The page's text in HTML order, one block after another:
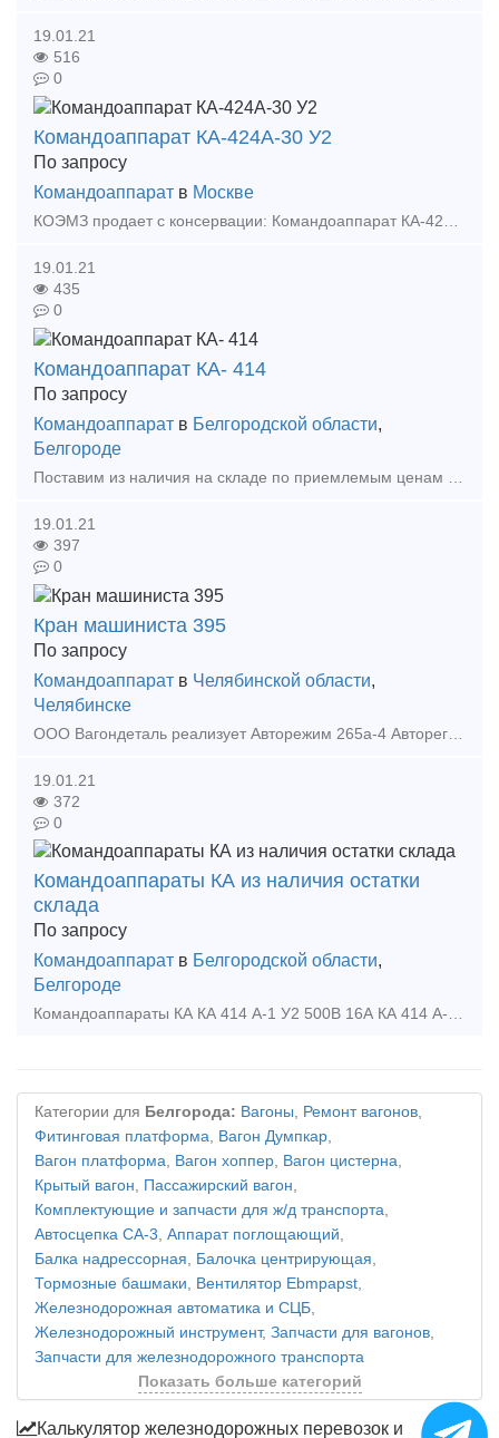
19.01.21
516
0
Командоаппарат КА-424А-30 У2
По запросу
Командоаппарат в Москве
КОЭМЗ продает с консервации: Командоаппарат КА-424А-30 У2. ТУ16-524048-75. 500в. 16А. IP54. Вес 14 кг. Проверенное советское качество. Командоаппараты кулачковые регулируемые предназначены для
19.01.21
435
0
Командоаппарат КА- 414
По запросу
Командоаппарат в Белгородской области,
Белгороде
19.01.21
397
0
Кран машиниста 395
По запросу
Командоаппарат в Челябинской области,
Челябинске
19.01.21
372
0
Командоаппараты КА из наличия остатки
склада
По запросу
Командоаппарат в Белгородской области,
Белгороде
Командоаппараты КА КА 414 А-1 У2 500В 16А КА 414 А-1 У2 380В 16А на правую сторону КА 414 А -2 500В 16А на левую сторону КА-414 А-3 У2 500В 16А в обе стороны Возможно, Вас также
Категории для Белгорода: Вагоны, Ремонт вагонов,
Фитинговая платформа, Вагон Думпкар,
Вагон платформа, Вагон хоппер, Вагон цистерна,
Крытый вагон, Пассажирский вагон,
Комплектующие и запчасти для ж/д транспорта,
Автосцепка СА-3, Аппарат поглощающий,
Балка надрессорная, Балочка центрирующая,
Тормозные башмаки, Вентилятор Ebmpapst,
Железнодорожная автоматика и СЦБ,
Железнодорожный инструмент, Запчасти для вагонов,
Запчасти для железнодорожного транспорта
Показать больше категорий
Калькулятор железнодорожных перевозок и